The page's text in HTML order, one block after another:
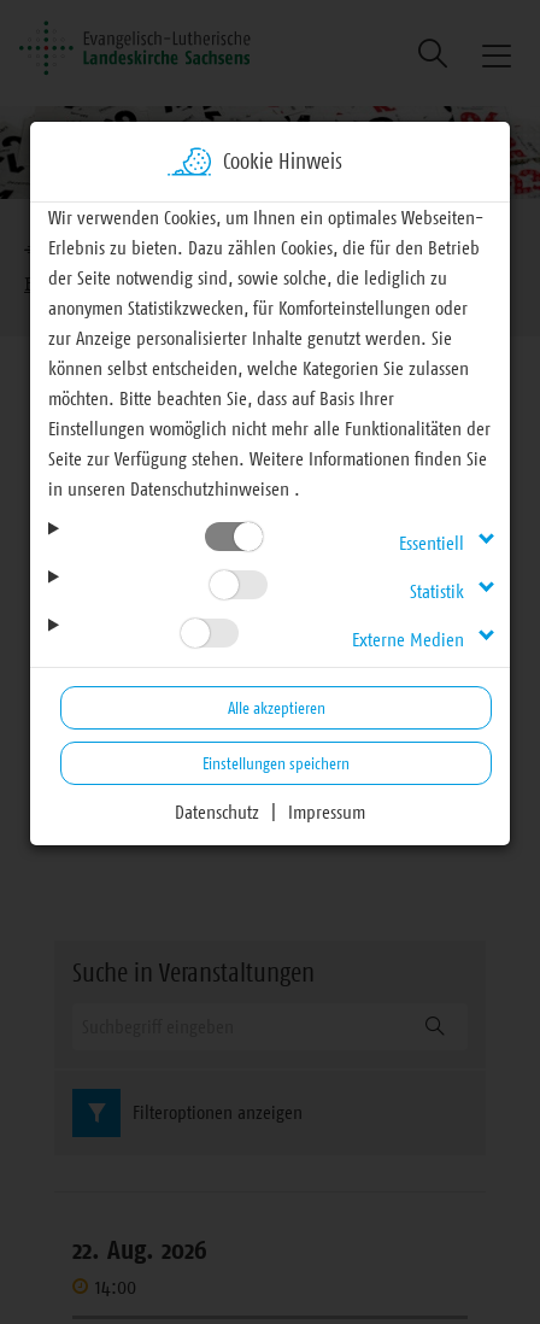
Suche
Brotkrumennavigation
EVLKS - engagiert
Termine
Beliebteste Kategorien
Fest / Gemeindefeste
Beliebteste Kategorien
Fest / Gemeindefeste
Bereich
Informationen zum Relaunch des
Webkalenders|Fragen und Antworten zum neuen
22. Aug. 2026
14:00
Suche in Veranstaltungen
Filteroptionen anzeigen
Cookie Hinweis
Wir verwenden Cookies, um Ihnen ein optimales Webseiten-
Erlebnis zu bieten. Dazu zählen Cookies, die für den Betrieb
der Seite notwendig sind, sowie solche, die lediglich zu
anonymen Statistikzwecken, für Komforteinstellungen oder
zur Anzeige personalisierter Inhalte genutzt werden. Sie
können selbst entscheiden, welche Kategorien Sie zulassen
möchten. Bitte beachten Sie, dass auf Basis Ihrer
Einstellungen womöglich nicht mehr alle Funktionalitäten der
Seite zur Verfügung stehen. Weitere Informationen finden Sie
in unseren Datenschutzhinweisen .
Essentiell
Statistik
Externe Medien
Alle akzeptieren
Einstellungen speichern
Datenschutz Impressum